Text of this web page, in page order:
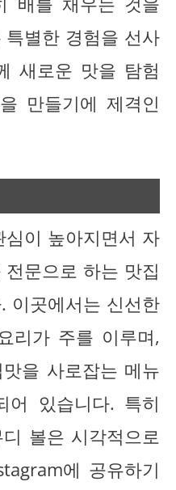
별한 경험을 선사
새로운 맛을 탐험
만들기에 제격인
이 높아지면서 자
문으로 하는 맛집
이곳에서는 신선한
리가 주를 이루며,
을 사로잡는 메뉴
어 있습니다. 특히
볼은 시각적으로
에 공유하기